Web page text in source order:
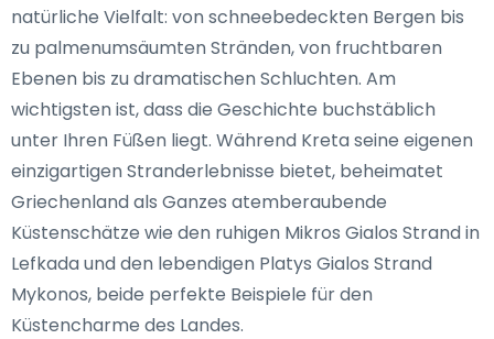
natürliche Vielfalt: von schneebedeckten Bergen bis
zu palmenumsäumten Stränden, von fruchtbaren
Ebenen bis zu dramatischen Schluchten. Am
wichtigsten ist, dass die Geschichte buchstäblich
unter Ihren Füßen liegt. Während Kreta seine eigenen
einzigartigen Stranderlebnisse bietet, beheimatet
Griechenland als Ganzes atemberaubende
Küstenschätze wie den ruhigen Mikros Gialos Strand in
Lefkada und den lebendigen Platys Gialos Strand
Mykonos, beide perfekte Beispiele für den
Küstencharme des Landes.